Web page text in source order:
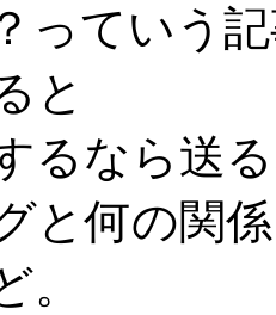
っていう
と
るなら送
と何の関
。